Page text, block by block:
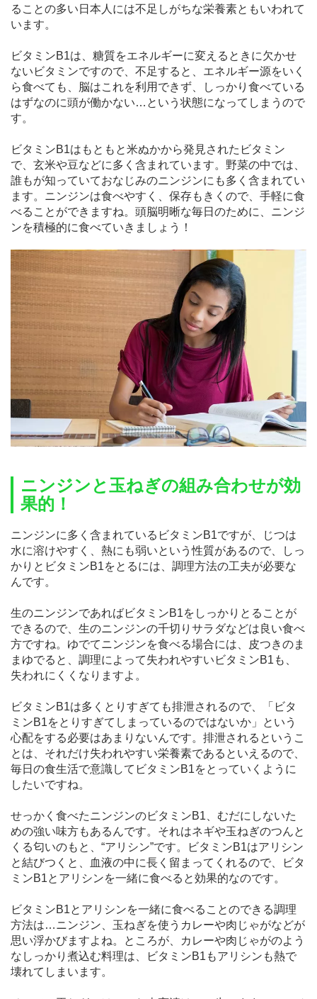
ることの多い日本人には不足しがちな栄養素ともいわれて
います。
ビタミンB1は、糖質をエネルギーに変えるときに欠かせ
ないビタミンですので、不足すると、エネルギー源をいく
ら食べても、脳はこれを利用できず、しっかり食べている
はずなのに頭が働かない…という状態になってしまうので
す。
ビタミンB1はもともと米ぬかから発見されたビタミン
で、玄米や豆などに多く含まれています。野菜の中では、
誰もが知っていておなじみのニンジンにも多く含まれてい
ます。ニンジンは食べやすく、保存もきくので、手軽に食
べることができますね。頭脳明晰な毎日のために、ニンジ
ンを積極的に食べていきましょう！
ニンジンと玉ねぎの組み合わせが効
果的！
ニンジンに多く含まれているビタミンB1ですが、じつは
水に溶けやすく、熱にも弱いという性質があるので、しっ
かりとビタミンB1をとるには、調理方法の工夫が必要な
んです。
生のニンジンであればビタミンB1をしっかりとることが
できるので、生のニンジンの千切りサラダなどは良い食べ
方ですね。ゆでてニンジンを食べる場合には、皮つきのま
まゆでると、調理によって失われやすいビタミンB1も、
失われにくくなりますよ。
ビタミンB1は多くとりすぎても排泄されるので、「ビタ
ミンB1をとりすぎてしまっているのではないか」という
心配をする必要はあまりないんです。排泄されるというこ
とは、それだけ失われやすい栄養素であるといえるので、
毎日の食生活で意識してビタミンB1をとっていくように
したいですね。
せっかく食べたニンジンのビタミンB1、むだにしないた
めの強い味方もあるんです。それはネギや玉ねぎのつんと
くる匂いのもと、“アリシン”です。ビタミンB1はアリシン
と結びつくと、血液の中に長く留まってくれるので、ビタ
ミンB1とアリシンを一緒に食べると効果的なのです。
ビタミンB1とアリシンを一緒に食べることのできる調理
方法は…ニンジン、玉ねぎを使うカレーや肉じゃがなどが
思い浮かびますよね。ところが、カレーや肉じゃがのよう
なしっかり煮込む料理は、ビタミンB1もアリシンも熱で
壊れてしまいます。